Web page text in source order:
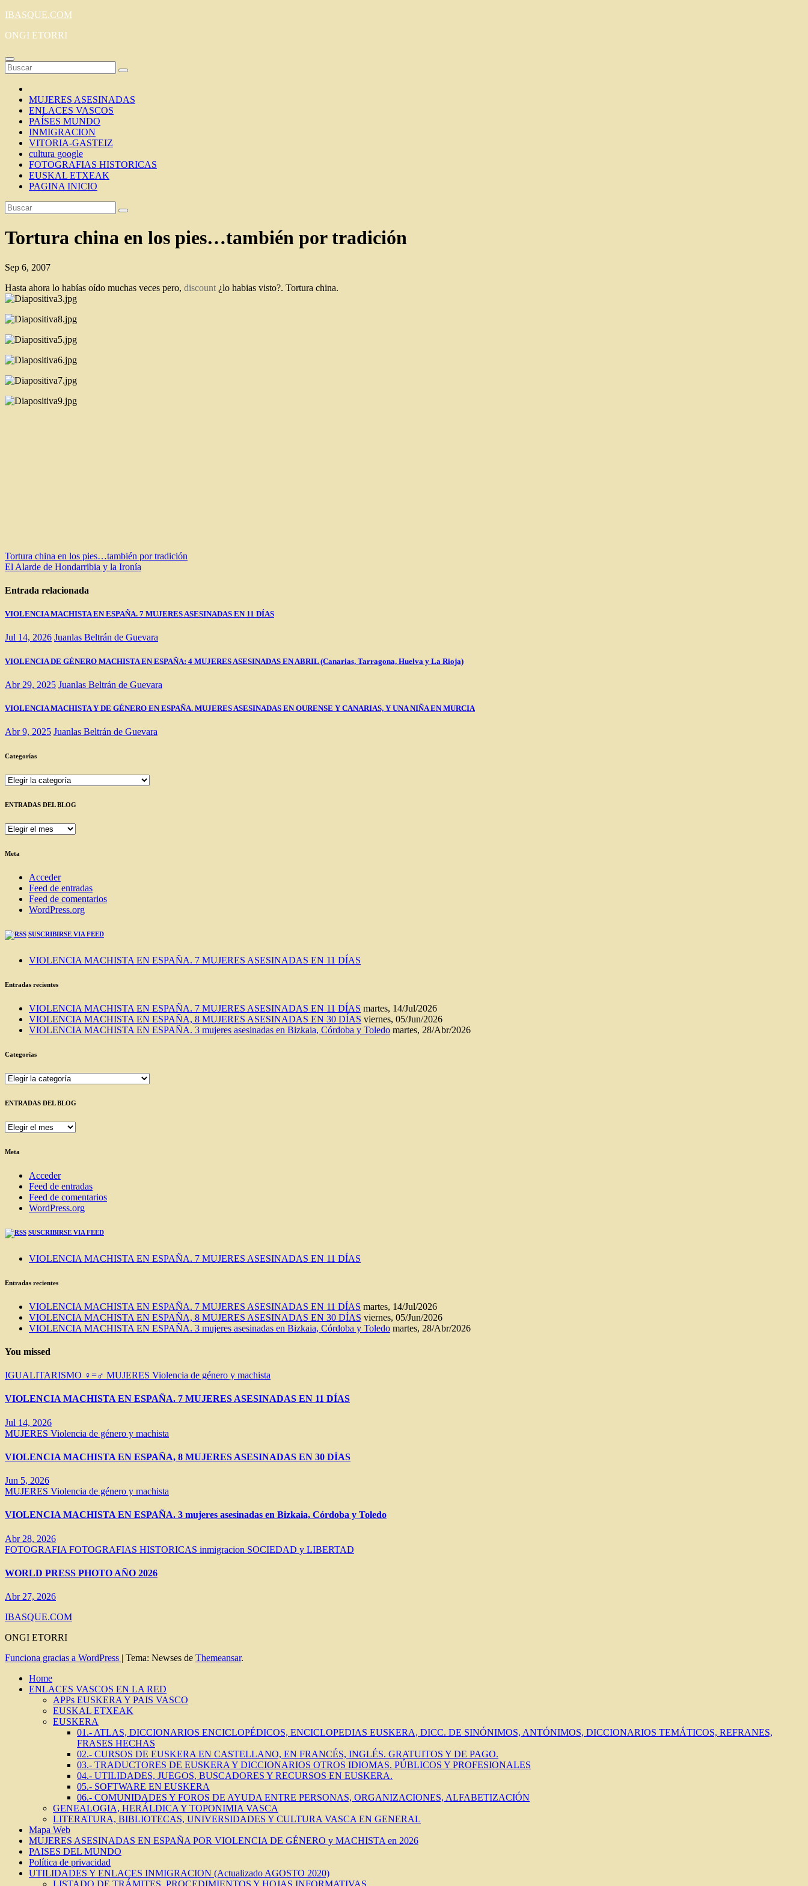
Saltar
contenido
IBASQUE.COM
ONGI ETORRI
MUJERES ASESINADAS
ENLACES VASCOS
PAÍSES MUNDO
INMIGRACION
VITORIA-GASTEIZ
cultura google
FOTOGRAFIAS HISTORICAS
EUSKAL ETXEAK
PAGINA INICIO
Tortura china en los pies…también por tradición
Sep 6, 2007
Hasta ahora lo habías oído muchas veces pero, discount ¿lo habias visto?. Tortura china.
Navegación
de
entradas
Tortura china en los pies…también por tradición
El Alarde de Hondarribia y la Ironía
Entrada relacionada
VIOLENCIA MACHISTA EN ESPAÑA. 7 MUJERES ASESINADAS EN 11 DÍAS
Jul 14, 2026 Juanlas Beltrán de Guevara
VIOLENCIA DE GÉNERO MACHISTA EN ESPAÑA: 4 MUJERES ASESINADAS EN ABRIL (Canarias, Tarragona, Huelva y La Rioja)
Abr 29, 2025 Juanlas Beltrán de Guevara
VIOLENCIA MACHISTA Y DE GÉNERO EN ESPAÑA. MUJERES ASESINADAS EN OURENSE Y CANARIAS, Y UNA NIÑA EN MURCIA
Abr 9, 2025 Juanlas Beltrán de Guevara
Categorías
Categorías
ENTRADAS DEL BLOG
ENTRADAS
BLOG
Meta
Acceder
Feed de entradas
Feed de comentarios
WordPress.org
SUSCRIBIRSE VIA FEED
VIOLENCIA MACHISTA EN ESPAÑA. 7 MUJERES ASESINADAS EN 11 DÍAS
Entradas recientes
VIOLENCIA MACHISTA EN ESPAÑA. 7 MUJERES ASESINADAS EN 11 DÍAS martes, 14/Jul/2026
VIOLENCIA MACHISTA EN ESPAÑA, 8 MUJERES ASESINADAS EN 30 DÍAS viernes, 05/Jun/2026
VIOLENCIA MACHISTA EN ESPAÑA. 3 mujeres asesinadas en Bizkaia, Córdoba y Toledo martes, 28/Abr/2026
Categorías
Categorías
ENTRADAS DEL BLOG
ENTRADAS
BLOG
Meta
Acceder
Feed de entradas
Feed de comentarios
WordPress.org
SUSCRIBIRSE VIA FEED
VIOLENCIA MACHISTA EN ESPAÑA. 7 MUJERES ASESINADAS EN 11 DÍAS
Entradas recientes
VIOLENCIA MACHISTA EN ESPAÑA. 7 MUJERES ASESINADAS EN 11 DÍAS martes, 14/Jul/2026
VIOLENCIA MACHISTA EN ESPAÑA, 8 MUJERES ASESINADAS EN 30 DÍAS viernes, 05/Jun/2026
VIOLENCIA MACHISTA EN ESPAÑA. 3 mujeres asesinadas en Bizkaia, Córdoba y Toledo martes, 28/Abr/2026
You missed
IGUALITARISMO ♀=♂ MUJERES Violencia de género y machista
VIOLENCIA MACHISTA EN ESPAÑA. 7 MUJERES ASESINADAS EN 11 DÍAS
Jul 14, 2026
MUJERES Violencia de género y machista
VIOLENCIA MACHISTA EN ESPAÑA, 8 MUJERES ASESINADAS EN 30 DÍAS
Jun 5, 2026
MUJERES Violencia de género y machista
VIOLENCIA MACHISTA EN ESPAÑA. 3 mujeres asesinadas en Bizkaia, Córdoba y Toledo
Abr 28, 2026
FOTOGRAFIA FOTOGRAFIAS HISTORICAS inmigracion SOCIEDAD y LIBERTAD
WORLD PRESS PHOTO AÑO 2026
Abr 27, 2026
IBASQUE.COM
ONGI ETORRI
Funciona gracias a WordPress | Tema: Newses de Themeansar.
Home
ENLACES VASCOS EN LA RED
APPs EUSKERA Y PAIS VASCO
EUSKAL ETXEAK
EUSKERA
01.- ATLAS, DICCIONARIOS ENCICLOPÉDICOS, ENCICLOPEDIAS EUSKERA, DICC. DE SINÓNIMOS, ANTÓNIMOS, DICCIONARIOS TEMÁTICOS, REFRANES,
FRASES HECHAS
02.- CURSOS DE EUSKERA EN CASTELLANO, EN FRANCÉS, INGLÉS. GRATUITOS Y DE PAGO.
03.- TRADUCTORES DE EUSKERA Y DICCIONARIOS OTROS IDIOMAS. PÚBLICOS Y PROFESIONALES
04.- UTILIDADES, JUEGOS, BUSCADORES Y RECURSOS EN EUSKERA.
05.- SOFTWARE EN EUSKERA
06.- COMUNIDADES Y FOROS DE AYUDA ENTRE PERSONAS, ORGANIZACIONES, ALFABETIZACIÓN
GENEALOGIA, HERÁLDICA Y TOPONIMIA VASCA
LITERATURA, BIBLIOTECAS, UNIVERSIDADES Y CULTURA VASCA EN GENERAL
Mapa Web
MUJERES ASESINADAS EN ESPAÑA POR VIOLENCIA DE GÉNERO y MACHISTA en 2026
PAISES DEL MUNDO
Política de privacidad
UTILIDADES Y ENLACES INMIGRACION (Actualizado AGOSTO 2020)